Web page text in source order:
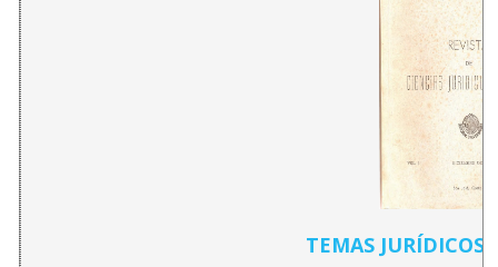
TEMAS JURÍDICOS